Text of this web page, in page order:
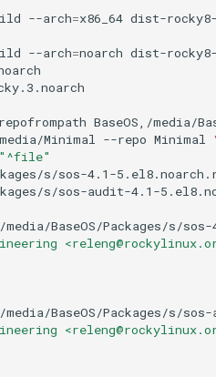
--arch=x86_64 dist-rocky8-
--arch=noarch dist-rocky8-
BaseOS,/media/
Minimal --repo Minimal
"^file"
s/sos-4.1-
s/sos-audit-4.1-
/media/BaseOS/Packages/s/
/media/BaseOS/Packages/s/